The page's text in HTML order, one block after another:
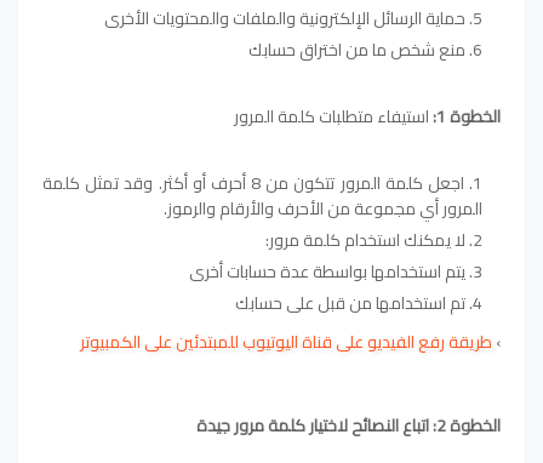
حماية الرسائل الإلكترونية والملفات والمحتويات الأخرى
منع شخص ما من اختراق حسابك
الخطوة 1: استيفاء متطلبات كلمة المرور
اجعل كلمة المرور تتكون من 8 أحرف أو أكثر. وقد تمثل كلمة
المرور أي مجموعة من الأحرف والأرقام والرموز.
لا يمكنك استخدام كلمة مرور:
يتم استخدامها بواسطة عدة حسابات أخرى
تم استخدامها من قبل على حسابك
›طريقة رفع الفيديو على قناة اليوتيوب للمبتدئين على الكمبيوتر
الخطوة 2: اتباع النصائح لاختيار كلمة مرور جيدة